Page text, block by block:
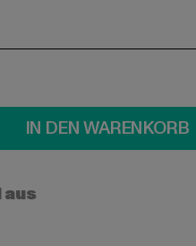
IN DEN WARENKORB